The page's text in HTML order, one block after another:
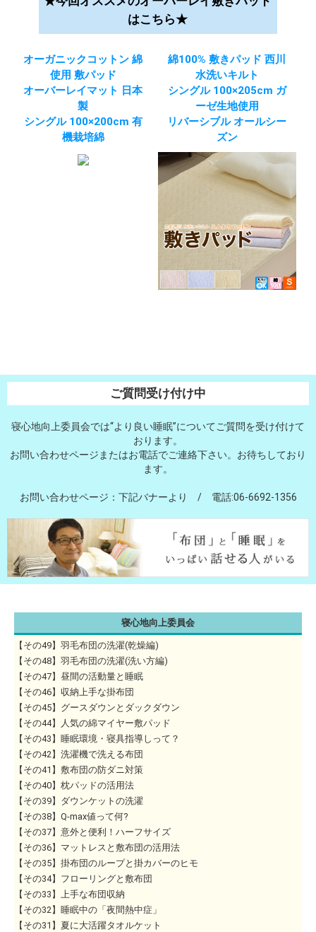
はこちら★
オーガニックコットン 綿
使用 敷パッド
オーバーレイマット 日本
製
シングル 100×200cm 有
機栽培綿
綿100% 敷きパッド 西川
水洗いキルト
シングル 100×205cm ガ
ーゼ生地使用
リバーシブル オールシー
ズン
ご質問受け付け中
寝心地向上委員会では“より良い睡眠”についてご質問を受け付けて
おります。
お問い合わせページまたはお電話でご連絡下さい。お待ちしており
ます。
お問い合わせページ：下記バナーより / 電話:06-6692-1356
寝心地向上委員会
【その49】羽毛布団の洗濯(乾燥編)
【その48】羽毛布団の洗濯(洗い方編)
【その47】昼間の活動量と睡眠
【その46】収納上手な掛布団
【その45】グースダウンとダックダウン
【その44】人気の綿マイヤー敷パッド
【その43】睡眠環境・寝具指導しって？
【その42】洗濯機で洗える布団
【その41】敷布団の防ダニ対策
【その40】枕パッドの活用法
【その39】ダウンケットの洗濯
【その38】Q-max値って何?
【その37】意外と便利！ハーフサイズ
【その36】マットレスと敷布団の活用法
【その35】掛布団のループと掛カバーのヒモ
【その34】フローリングと敷布団
【その33】上手な布団収納
【その32】睡眠中の「夜間熱中症」
【その31】夏に大活躍タオルケット